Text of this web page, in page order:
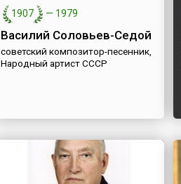
1907 — 1979
Василий Соловьев-Седой
советский композитор-песенник,
Народный артист СССР